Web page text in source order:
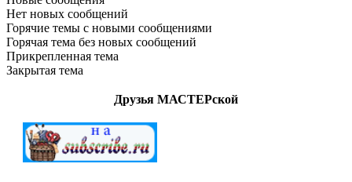
Нет новых сообщений
Горячие темы с новыми сообщениями
Горячая тема без новых сообщений
Прикрепленная тема
Закрытая тема
Друзья МАСТЕРской